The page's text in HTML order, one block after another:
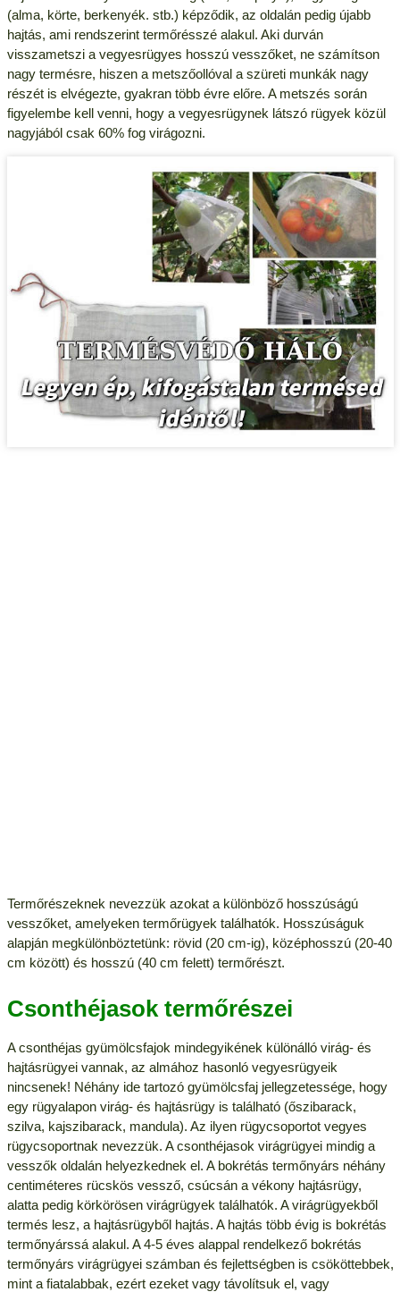
(alma, körte, berkenyék. stb.) képződik, az oldalán pedig újabb
hajtás, ami rendszerint termőrésszé alakul. Aki durván
visszametszi a vegyesrügyes hosszú vesszőket, ne számítson
nagy termésre, hiszen a metszőollóval a szüreti munkák nagy
részét is elvégezte, gyakran több évre előre. A metszés során
figyelembe kell venni, hogy a vegyesrügynek látszó rügyek közül
nagyjából csak 60% fog virágozni.
Termőrészeknek nevezzük azokat a különböző hosszúságú
vesszőket, amelyeken termőrügyek találhatók. Hosszúságuk
alapján megkülönböztetünk: rövid (20 cm-ig), középhosszú (20-40
cm között) és hosszú (40 cm felett) termőrészt.
Csonthéjasok termőrészei
A csonthéjas gyümölcsfajok mindegyikének különálló virág- és
hajtásrügyei vannak, az almához hasonló vegyesrügyeik
nincsenek! Néhány ide tartozó gyümölcsfaj jellegzetessége, hogy
egy rügyalapon virág- és hajtásrügy is található (őszibarack,
szilva, kajszibarack, mandula). Az ilyen rügycsoportot vegyes
rügycsoportnak nevezzük. A csonthéjasok virágrügyei mindig a
vesszők oldalán helyezkednek el. A bokrétás termőnyárs néhány
centiméteres rücskös vessző, csúcsán a vékony hajtásrügy,
alatta pedig körkörösen virágrügyek találhatók. A virágrügyekből
termés lesz, a hajtásrügyből hajtás. A hajtás több évig is bokrétás
termőnyárssá alakul. A 4-5 éves alappal rendelkező bokrétás
termőnyárs virágrügyei számban és fejlettségben is csököttebbek,
mint a fiatalabbak, ezért ezeket vagy távolítsuk el, vagy